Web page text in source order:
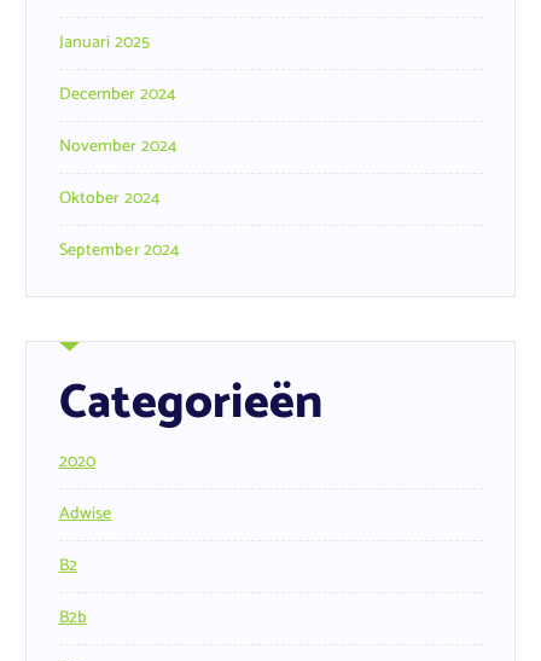
Januari 2025
December 2024
November 2024
Oktober 2024
September 2024
Categorieën
2020
Adwise
B2
B2b